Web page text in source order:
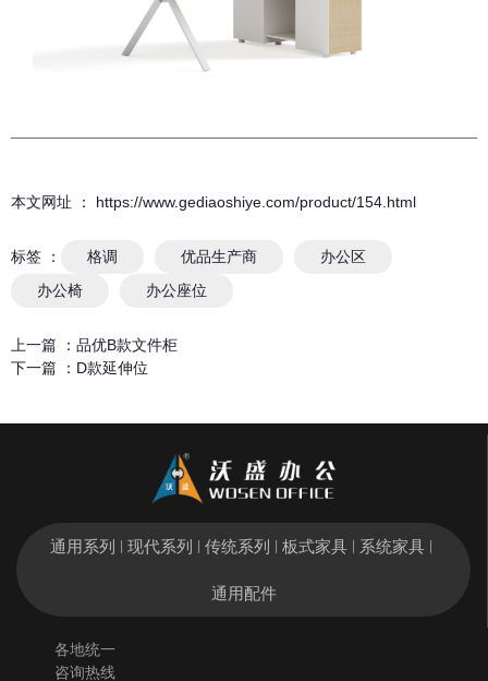
本文网址 ： https://www.gediaoshiye.com/product/154.html
标签 ： 格调 优品生产商
办公区
办公椅
办公座位
上一篇 ： 品优B款文件柜
下一篇 ： D款延伸位
通用系列 现代系列 传统系列 板式家具 系统家具
通用配件
各地统一
咨询热线